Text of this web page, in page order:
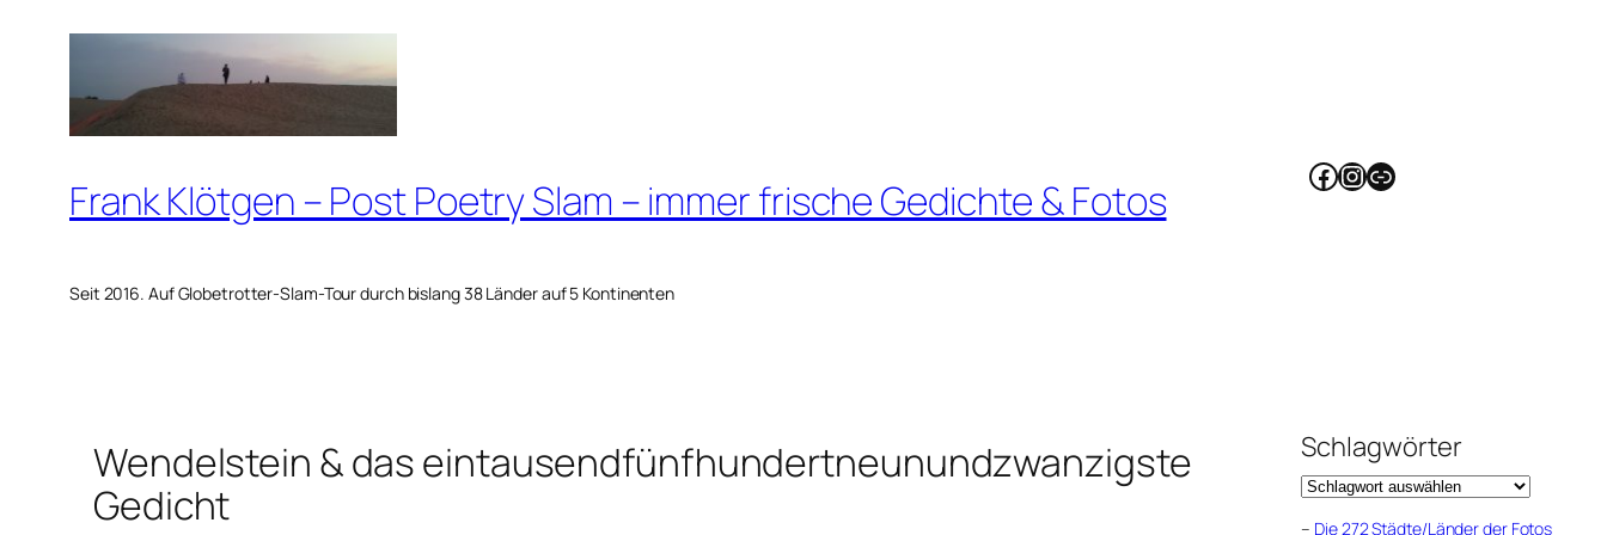
springen
Frank Klötgen – Post Poetry Slam – immer frische Gedichte & Fotos
Seit 2016. Auf Globetrotter-Slam-Tour durch bislang 38 Länder auf 5 Kontinenten
Facebook
Instagram
Link
Wendelstein & das eintausendfünfhundertneunundzwanzigste
Gedicht
Schlagwörter
– Die 272 Städte/Länder der Fotos